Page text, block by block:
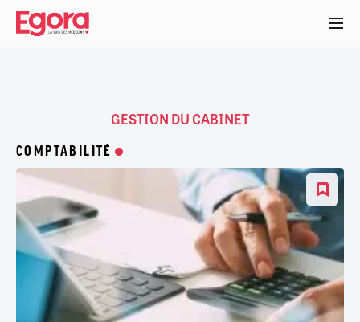
Aller
contenu
GESTION DU CABINET
COMPTABILITÉ